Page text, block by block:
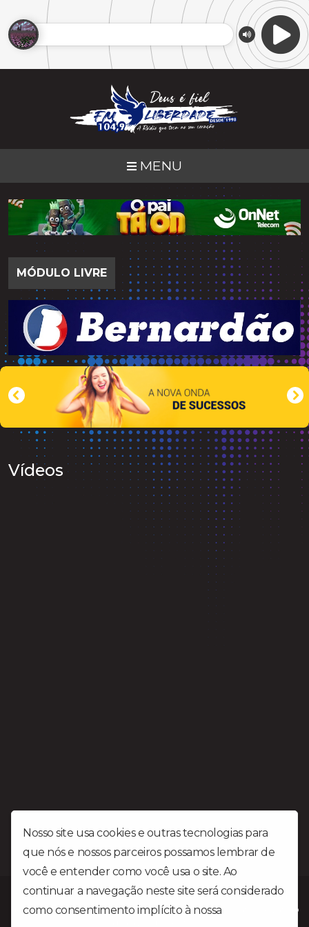
MENU
MÓDULO LIVRE
Vídeos
Nosso site usa cookies e outras tecnologias para
que nós e nossos parceiros possamos lembrar de
você e entender como você usa o site. Ao
continuar a navegação neste site será considerado
como consentimento implícito à nossa
Rádio Liberdade FM é uma emissora Gospel situada na cidade
de Patrocínio MG no triângulo mineiro a mais de 25 anos levando